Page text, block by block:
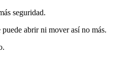
seguridad.
puede abrir ni mover así no más.